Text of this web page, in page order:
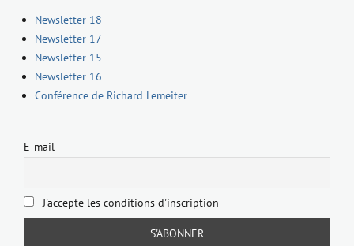
Newsletter 18
Newsletter 17
Newsletter 15
Newsletter 16
Conférence de Richard Lemeiter
E-mail
J'accepte les conditions d'inscription